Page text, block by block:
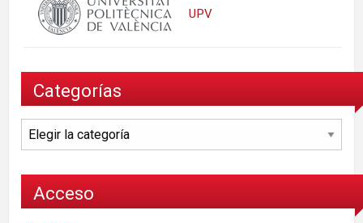
UPV
Categorías
Categorías
Acceso